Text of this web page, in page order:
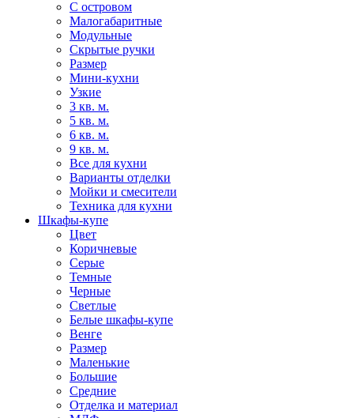
С островом
Малогабаритные
Модульные
Скрытые ручки
Размер
Мини-кухни
Узкие
3 кв. м.
5 кв. м.
6 кв. м.
9 кв. м.
Все для кухни
Варианты отделки
Мойки и смесители
Техника для кухни
Шкафы-купе
Цвет
Коричневые
Серые
Темные
Черные
Светлые
Белые шкафы-купе
Венге
Размер
Маленькие
Большие
Средние
Отделка и материал